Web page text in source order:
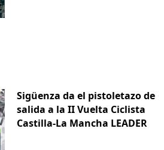
Sigüenza da el pistoletazo de
salida a la II Vuelta Ciclista
Castilla-La Mancha LEADER